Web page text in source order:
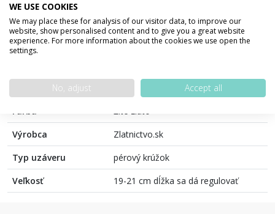
Váha šperku
10,94 g
Šírka
8,5 mm
Povrchová úprava
Farba
Žlté zlato
Výrobca
Zlatnictvo.sk
Typ uzáveru
pérový krúžok
Veľkosť
19-21 cm dĺžka sa dá regulovať
WE USE COOKIES
We may place these for analysis of our visitor data, to improve our
website, show personalised content and to give you a great website
experience. For more information about the cookies we use open the
settings.
No, adjust Accept all